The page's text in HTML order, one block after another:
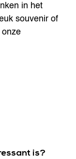
in het
souvenir of
is?